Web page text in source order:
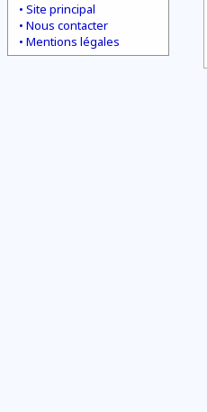
Site principal
Nous contacter
Mentions légales